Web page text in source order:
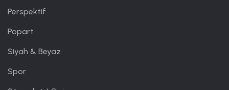
Perspektif
Popart
Siyah & Beyaz
Spor